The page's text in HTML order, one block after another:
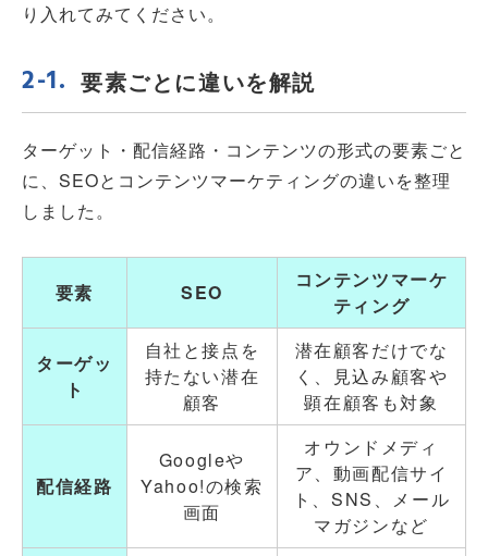
り入れてみてください。
要素ごとに違いを解説
ターゲット・配信経路・コンテンツの形式の要素ごと
に、SEOとコンテンツマーケティングの違いを整理
しました。
要素 SEO
コンテンツマーケ
ティング
ターゲッ
ト
自社と接点を
持たない潜在
顧客
潜在顧客だけでな
く、見込み顧客や
顕在顧客も対象
配信経路
Googleや
Yahoo!の検索
画面
オウンドメディ
ア、動画配信サイ
ト、SNS、メール
マガジンなど